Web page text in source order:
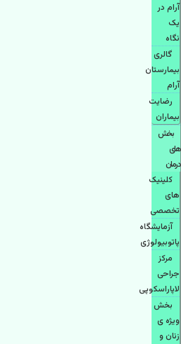
آرام در
یک
نگاه
گالری
بیمارستان
آرام
رضایت
بیماران
بخش
های
درمان
کلینیک
های
تخصصی
آزمایشگاه
پاتوبیولوژی
مرکز
جراحی
لاپاراسکوپی
بخش
ویژه ی
زنان و